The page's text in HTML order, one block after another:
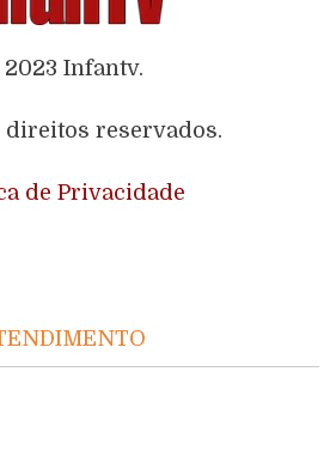
Infantv.
direitos reservados.
de Privacidade